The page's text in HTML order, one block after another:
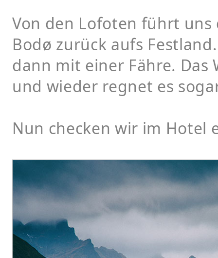
Von den Lofoten führt
Bodø zurück aufs
dann mit einer Fähre.
und wieder regnet es
Nun checken wir im Hotel